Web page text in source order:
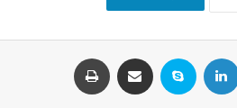
لینکداین اسکایپ اشتراک با ایمیل